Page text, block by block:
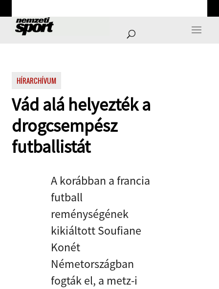
HÍRARCHÍVUM
Vád alá helyezték a
drogcsempész
futballistát
A korábban a francia
futball
reménységének
kikiáltott Soufiane
Konét
Németországban
fogták el, a metz-i